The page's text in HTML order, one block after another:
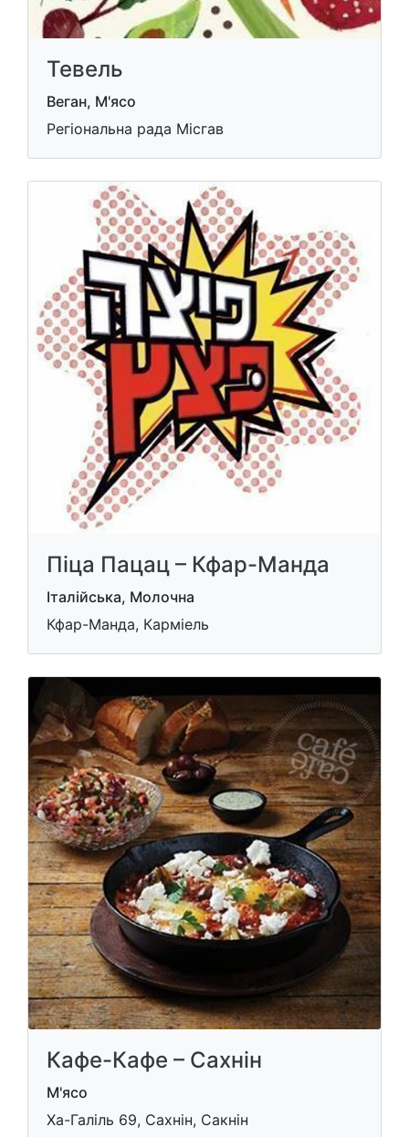
Тевель
Веган, М'ясо
Регіональна рада Місгав
Піца Пацац – Кфар-Манда
Італійська, Молочна
Кфар-Манда, Карміель
Кафе-Кафе – Сахнін
М'ясо
Ха-Галіль 69, Сахнін, Сакнін